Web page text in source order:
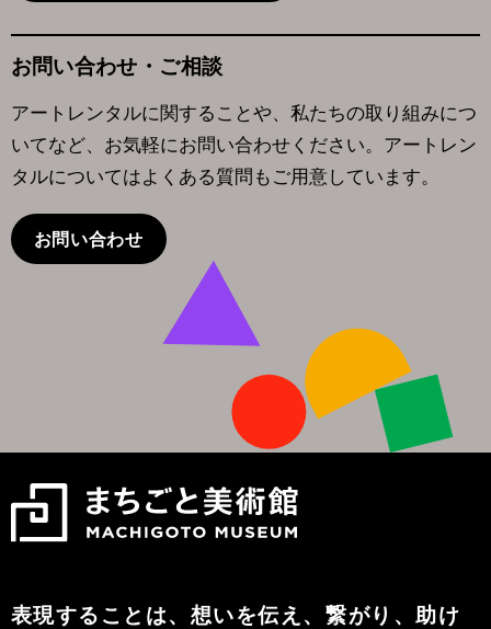
お問い合わせ・ ご相談
アートレンタルに関することや、私たちの取り組みにつ
いてなど、お気軽にお問い合わせください。アートレン
タルについてはよくある質問もご用意しています。
お問い合わせ
表現することは、想いを伝え、繋がり、助け